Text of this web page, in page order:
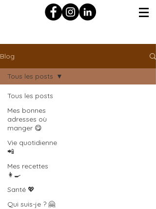
Blog
Tous les posts
Mes bonnes
adresses où
manger 😋
Vie quotidienne
📲
Mes recettes
👩‍🍳
Santé 💖
Qui suis-je ? 🤗
Tous les posts